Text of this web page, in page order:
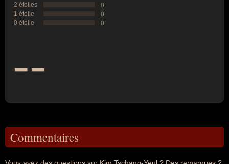
2 étoiles
0
1 étoile
0
0 étoile
0
--
Commentaires